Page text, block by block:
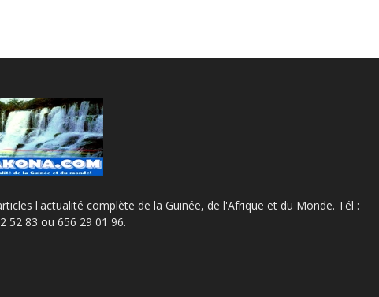
l'actualité complète de la Guinée, de l'Afrique et du Monde. Tél :
52 83 ou 656 29 01 96.